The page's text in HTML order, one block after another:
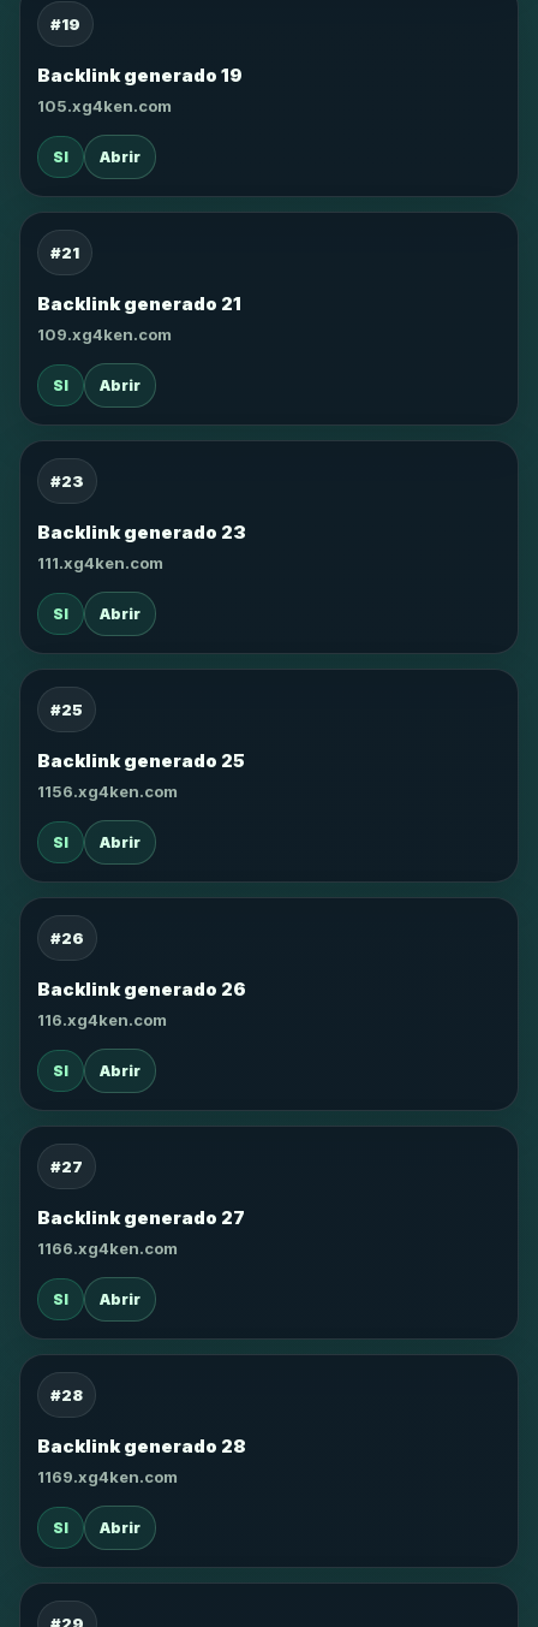
#19
Backlink generado 19
105.xg4ken.com
SI Abrir
#21
Backlink generado 21
109.xg4ken.com
SI Abrir
#23
Backlink generado 23
111.xg4ken.com
SI Abrir
#25
Backlink generado 25
1156.xg4ken.com
SI Abrir
#26
Backlink generado 26
116.xg4ken.com
SI Abrir
#27
Backlink generado 27
1166.xg4ken.com
SI Abrir
#28
Backlink generado 28
1169.xg4ken.com
SI Abrir